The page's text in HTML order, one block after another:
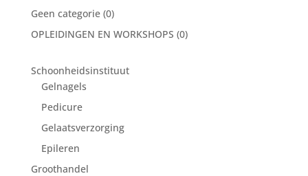
Geen categorie (0)
OPLEIDINGEN EN WORKSHOPS (0)
Schoonheidsinstituut
Gelnagels
Pedicure
Gelaatsverzorging
Epileren
Groothandel